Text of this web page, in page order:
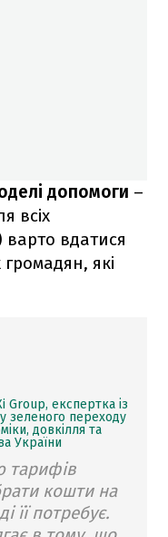
допомоги –
всіх
вдатися
які
Group, експертка із
зеленого переходу
довкілля та
України
тарифів
кошти на
її потребує.